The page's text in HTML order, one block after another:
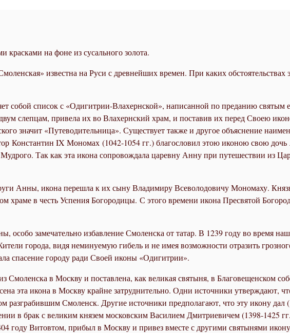
на фоне из сусального золота.
известна на Руси с древнейших времен. При каких обстоятельствах
собой список с «Одигитрии-Влахернской», написанной по преданию святым
слепцам, привела их во Влахернский храм, и поставив их перед Своею
значит «Путеводительница». Существует также и другое объяснение
Константин IX Мономах (1042-1054 гг.) благословил этою иконою свою
Так как эта икона сопровождала царевну Анну при путешествии из
Анны, икона перешла к их сыну Владимиру Всеволодовичу Мономаху.
храме в честь Успения Богородицы. С этого времени икона Пресвятой
особо замечательно избавление Смоленска от татар. В 1239 году во время
города, видя неминуемую гибель и не имея возможности отразить
спасение городу ради Своей иконы «Одигитрии».
Смоленска в Москву и поставлена, как великая святыня, в Благовещенском
эта икона в Москву крайне затруднительно. Одни источники утверждают,
Смоленск. Другие источники предполагают, что эту икону дал
в брак с великим князем московским Василием Дмитриевичем (1398-1425
году Витовтом, прибыл в Москву и привез вместе с другими святынями